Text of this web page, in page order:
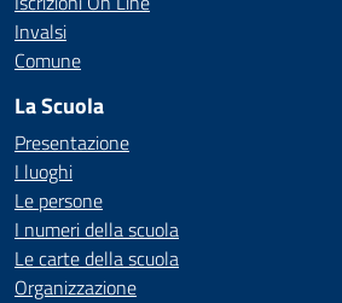
Invalsi
Comune
La Scuola
Presentazione
I luoghi
Le persone
I numeri della scuola
Le carte della scuola
Organizzazione